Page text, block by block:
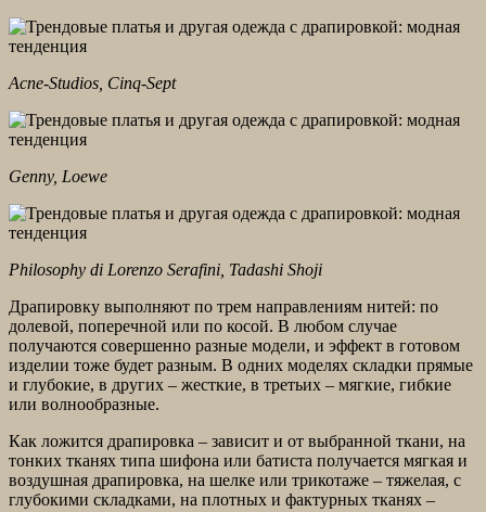
Acne-Studios, Cinq-Sept
Genny, Loewe
Philosophy di Lorenzo Serafini, Tadashi Shoji
Драпировку выполняют по трем направлениям нитей: по
долевой, поперечной или по косой. В любом случае
получаются совершенно разные модели, и эффект в готовом
изделии тоже будет разным. В одних моделях складки прямые
и глубокие, в других – жесткие, в третьих – мягкие, гибкие
или волнообразные.
Как ложится драпировка – зависит и от выбранной ткани, на
тонких тканях типа шифона или батиста получается мягкая и
воздушная драпировка, на шелке или трикотаже – тяжелая, с
глубокими складками, на плотных и фактурных тканях –